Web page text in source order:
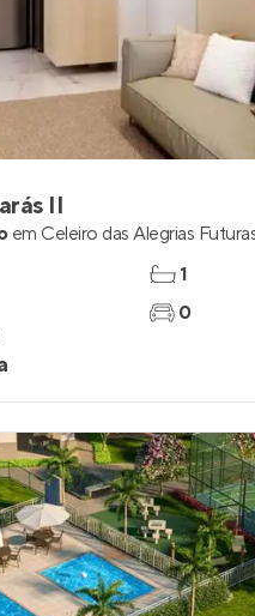
II
em Celeiro das Alegrias
1
0